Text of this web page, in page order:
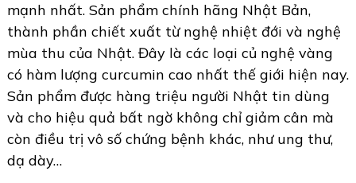
mạnh nhất. Sản phẩm chính hãng Nhật Bản,
thành phần chiết xuất từ nghệ nhiệt đới và nghệ
mùa thu của Nhật. Đây là các loại củ nghệ vàng
có hàm lượng curcumin cao nhất thế giới hiện nay.
Sản phẩm được hàng triệu người Nhật tin dùng
và cho hiệu quả bất ngờ không chỉ giảm cân mà
còn điều trị vô số chứng bệnh khác, như ung thư,
dạ dày…